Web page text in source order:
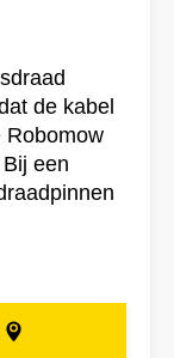
de kabel
Robomow
een